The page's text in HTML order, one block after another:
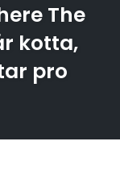
The
kotta,
pro